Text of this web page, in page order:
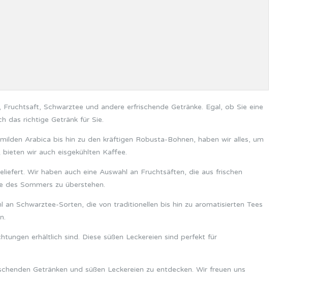
Schwarztee und andere erfrischende Getränke. Egal, ob Sie eine
das richtige Getränk für Sie.
Arabica bis hin zu den kräftigen Robusta-Bohnen, haben wir alles, um
wir auch eisgekühlten Kaffee.
Wir haben auch eine Auswahl an Fruchtsäften, die aus frischen
des Sommers zu überstehen.
Schwarztee-Sorten, die von traditionellen bis hin zu aromatisierten Tees
erhältlich sind. Diese süßen Leckereien sind perfekt für
Getränken und süßen Leckereien zu entdecken. Wir freuen uns